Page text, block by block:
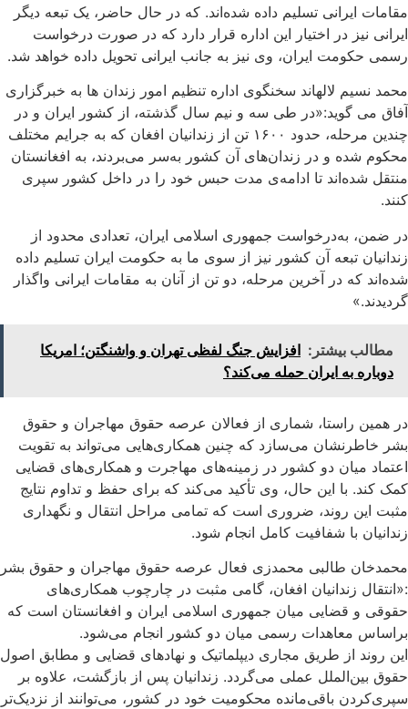
مقامات ایرانی تسلیم داده شده‌اند. که در حال حاضر، یک تبعه دیگر
ایرانی نیز در اختیار این اداره قرار دارد که در صورت درخواست
رسمی حکومت ایران، وی نیز به جانب ایرانی تحویل داده خواهد شد.
محمد نسیم لالهاند سخنگوی اداره تنظیم امور زندان ها به خبرگزاری
آفاق می گوید:«در طی سه و نیم سال گذشته، از کشور ایران و در
چندین مرحله، حدود ۱۶۰۰ تن از زندانیان افغان که به جرایم مختلف
محکوم شده و در زندان‌های آن کشور به‌سر می‌بردند، به افغانستان
منتقل شده‌اند تا ادامه‌ی مدت حبس خود را در داخل کشور سپری
کنند.
در ضمن، به‌درخواست جمهوری اسلامی ایران، تعدادی محدود از
زندانیان تبعه آن کشور نیز از سوی ما به حکومت ایران تسلیم داده
شده‌اند که در آخرین مرحله، دو تن از آنان به مقامات ایرانی واگذار
گردیدند.»
مطالب بیشتر: افزایش جنگ لفظی تهران و واشنگتن؛ امریکا
دوباره به ایران حمله می‌کند؟
در همین راستا، شماری از فعالان عرصه حقوق مهاجران و حقوق
بشر خاطرنشان می‌سازد که چنین همکاری‌هایی می‌تواند به تقویت
اعتماد میان دو کشور در زمینه‌های مهاجرت و همکاری‌های قضایی
کمک کند. با این حال، وی تأکید می‌کند که برای حفظ و تداوم نتایج
مثبت این روند، ضروری است که تمامی مراحل انتقال و نگهداری
زندانیان با شفافیت کامل انجام شود.
محمدخان طالبی محمدزی فعال عرصه حقوق مهاجران و حقوق بشر
:«انتقال زندانیان افغان، گامی مثبت در چارچوب همکاری‌های
حقوقی و قضایی میان جمهوری اسلامی ایران و افغانستان است که
براساس معاهدات رسمی میان دو کشور انجام می‌شود.
این روند از طریق مجاری دیپلماتیک و نهادهای قضایی و مطابق اصول
حقوق بین‌الملل عملی می‌گردد. زندانیان پس از بازگشت، علاوه بر
سپری‌کردن باقی‌مانده محکومیت خود در کشور، می‌توانند از نزدیک‌تر